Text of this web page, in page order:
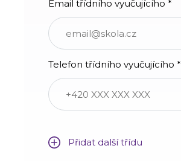
Email třídního vyučujícího *
Telefon třídního vyučujícího *
Přidat další třídu